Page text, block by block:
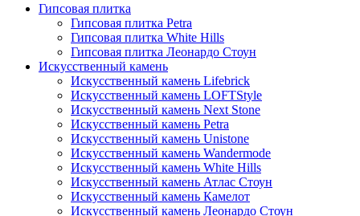
Гипсовая плитка
Гипсовая плитка Petra
Гипсовая плитка White Hills
Гипсовая плитка Леонардо Стоун
Искусственный камень
Искусственный камень Lifebrick
Искусственный камень LOFTStyle
Искусственный камень Next Stone
Искусственный камень Petra
Искусственный камень Unistone
Искусственный камень Wandermode
Искусственный камень White Hills
Искусственный камень Атлас Стоун
Искусственный камень Камелот
Искусственный камень Леонардо Стоун